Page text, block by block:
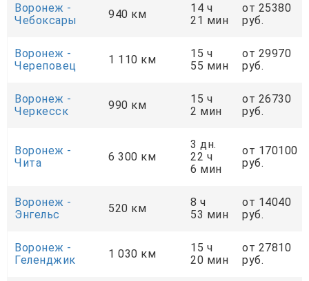
Воронеж -
Чебоксары
940 км
14 ч
21 мин
от 25380
руб.
Воронеж -
Череповец
1 110 км
15 ч
55 мин
от 29970
руб.
Воронеж -
Черкесск
990 км
15 ч
2 мин
от 26730
руб.
Воронеж -
Чита
6 300 км
3 дн.
22 ч
6 мин
от 170100
руб.
Воронеж -
Энгельс
520 км
8 ч
53 мин
от 14040
руб.
Воронеж -
Геленджик
1 030 км
15 ч
20 мин
от 27810
руб.